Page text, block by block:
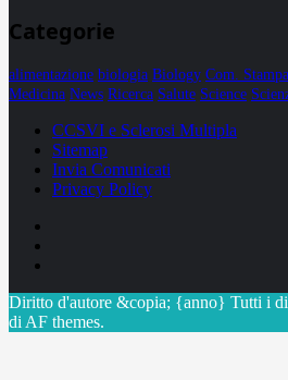
Categorie
alimentazione biologia Biology Com. Stampa
Medicina News Ricerca Salute Science
CCSVI e Sclerosi Multipla
Sitemap
Invia Comunicati
Privacy Policy
Diritto d'autore &copia; {anno} Tutti i
di AF themes.